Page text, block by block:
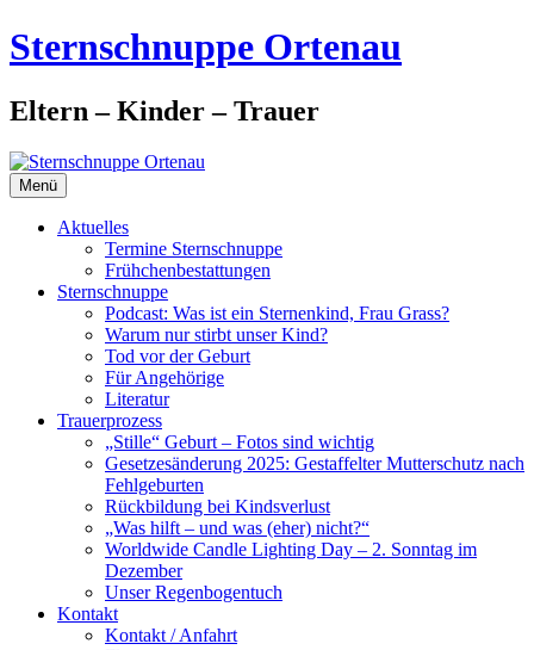
Zum
Inhalt
Sternschnuppe Ortenau
Eltern – Kinder – Trauer
Menü
Aktuelles
Termine Sternschnuppe
Frühchenbestattungen
Sternschnuppe
Podcast: Was ist ein Sternenkind, Frau Grass?
Warum nur stirbt unser Kind?
Tod vor der Geburt
Für Angehörige
Literatur
Trauerprozess
„Stille“ Geburt – Fotos sind wichtig
Gesetzesänderung 2025: Gestaffelter Mutterschutz nach
Fehlgeburten
Rückbildung bei Kindsverlust
„Was hilft – und was (eher) nicht?“
Worldwide Candle Lighting Day – 2. Sonntag im
Dezember
Unser Regenbogentuch
Kontakt
Kontakt / Anfahrt